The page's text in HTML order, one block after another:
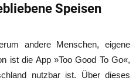
Speisen
andere Menschen, eigene
ist die App »Too Good To Go«,
nutzbar ist. Über dieses